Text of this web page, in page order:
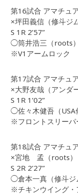
第16試合 アマチ
×坪田義信（修斗ジ
S 1R 2’57”
◯筒井浩三（roots）
※V1アームロック
第17試合 アマチ
×大野友哉（アンダ
S 1R 1’02”
◯佐々木健吾（USA
※フロントスリーパ
第18試合 アマチ
×宮地 孟（roots）
S 2R 2’27”
◯倉本一真（修斗ジ
※チキンウイング・